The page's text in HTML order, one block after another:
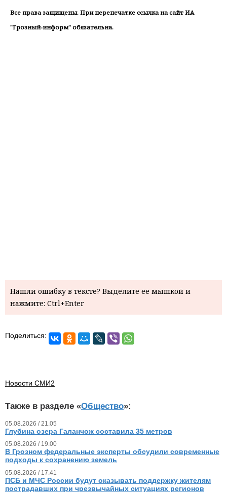
Все права защищены. При перепечатке ссылка на сайт ИА
"Грозный-информ" обязательна.
Нашли ошибку в тексте? Выделите ее мышкой и
нажмите: Ctrl+Enter
Поделиться:
Новости СМИ2
Также в разделе «Общество»:
05.08.2026 / 21.05
Глубина озера Галанчож составила 35 метров
05.08.2026 / 19.00
В Грозном федеральные эксперты обсудили современные
подходы к сохранению земель
05.08.2026 / 17.41
ПСБ и МЧС России будут оказывать поддержку жителям
пострадавших при чрезвычайных ситуациях регионов